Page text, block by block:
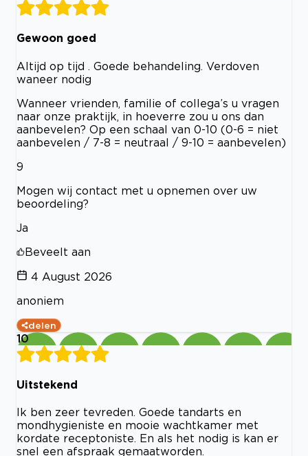
Gewoon goed
Altijd op tijd . Goede behandeling. Verdoven
waneer nodig
Wanneer vrienden, familie of collega’s u vragen
naar onze praktijk, in hoeverre zou u ons dan
aanbevelen? Op een schaal van 0-10 (0-6 = niet
aanbevelen / 7-8 = neutraal / 9-10 = aanbevelen)
9
Mogen wij contact met u opnemen over uw
beoordeling?
Ja
Beveelt aan
4 August 2026
anoniem
delen
10
Uitstekend
Ik ben zeer tevreden. Goede tandarts en
mondhygieniste en mooie wachtkamer met
kordate receptoniste. En als het nodig is kan er
snel een afspraak gemaatworden.